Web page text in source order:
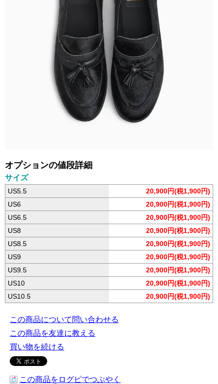
オプションの値段詳細
サイズ
US5.5
20,900円(税1,900円)
US6
20,900円(税1,900円)
US6.5
20,900円(税1,900円)
US8
20,900円(税1,900円)
US8.5
20,900円(税1,900円)
US9
20,900円(税1,900円)
US9.5
20,900円(税1,900円)
US10
20,900円(税1,900円)
US10.5
20,900円(税1,900円)
この商品について問い合わせる
この商品を友達に教える
買い物を続ける
この商品をログピでつぶやく